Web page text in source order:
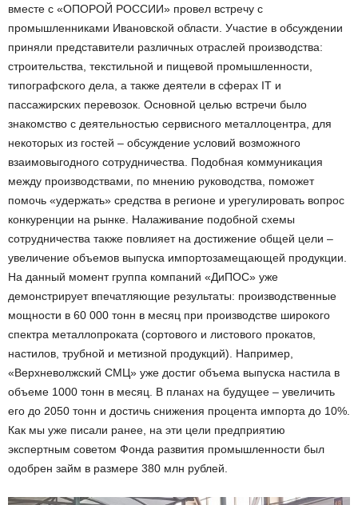
вместе с «ОПОРОЙ РОССИИ» провел встречу с
промышленниками Ивановской области. Участие в обсуждении
приняли представители различных отраслей производства:
строительства, текстильной и пищевой промышленности,
типографского дела, а также деятели в сферах IT и
пассажирских перевозок. Основной целью встречи было
знакомство с деятельностью сервисного металлоцентра, для
некоторых из гостей – обсуждение условий возможного
взаимовыгодного сотрудничества. Подобная коммуникация
между производствами, по мнению руководства, поможет
помочь «удержать» средства в регионе и урегулировать вопрос
конкуренции на рынке. Налаживание подобной схемы
сотрудничества также повлияет на достижение общей цели –
увеличение объемов выпуска импортозамещающей продукции.
На данный момент группа компаний «ДиПОС» уже
демонстрирует впечатляющие результаты: производственные
мощности в 60 000 тонн в месяц при производстве широкого
спектра металлопроката (сортового и листового прокатов,
настилов, трубной и метизной продукций). Например,
«Верхневолжский СМЦ» уже достиг объема выпуска настила в
объеме 1000 тонн в месяц. В планах на будущее – увеличить
его до 2050 тонн и достичь снижения процента импорта до 10%.
Как мы уже писали ранее, на эти цели предприятию
экспертным советом Фонда развития промышленности был
одобрен займ в размере 380 млн рублей.